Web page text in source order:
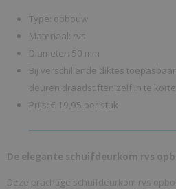
Type: opbouw
Materiaal: rvs
Diameter: 50 mm
Bij verschillende diktes
deuren draadstiften zelf in te
Prijs: € 19,95 per stuk
De elegante schuifdeurkom rvs
Deze prachtige schuifdeurkom rvs